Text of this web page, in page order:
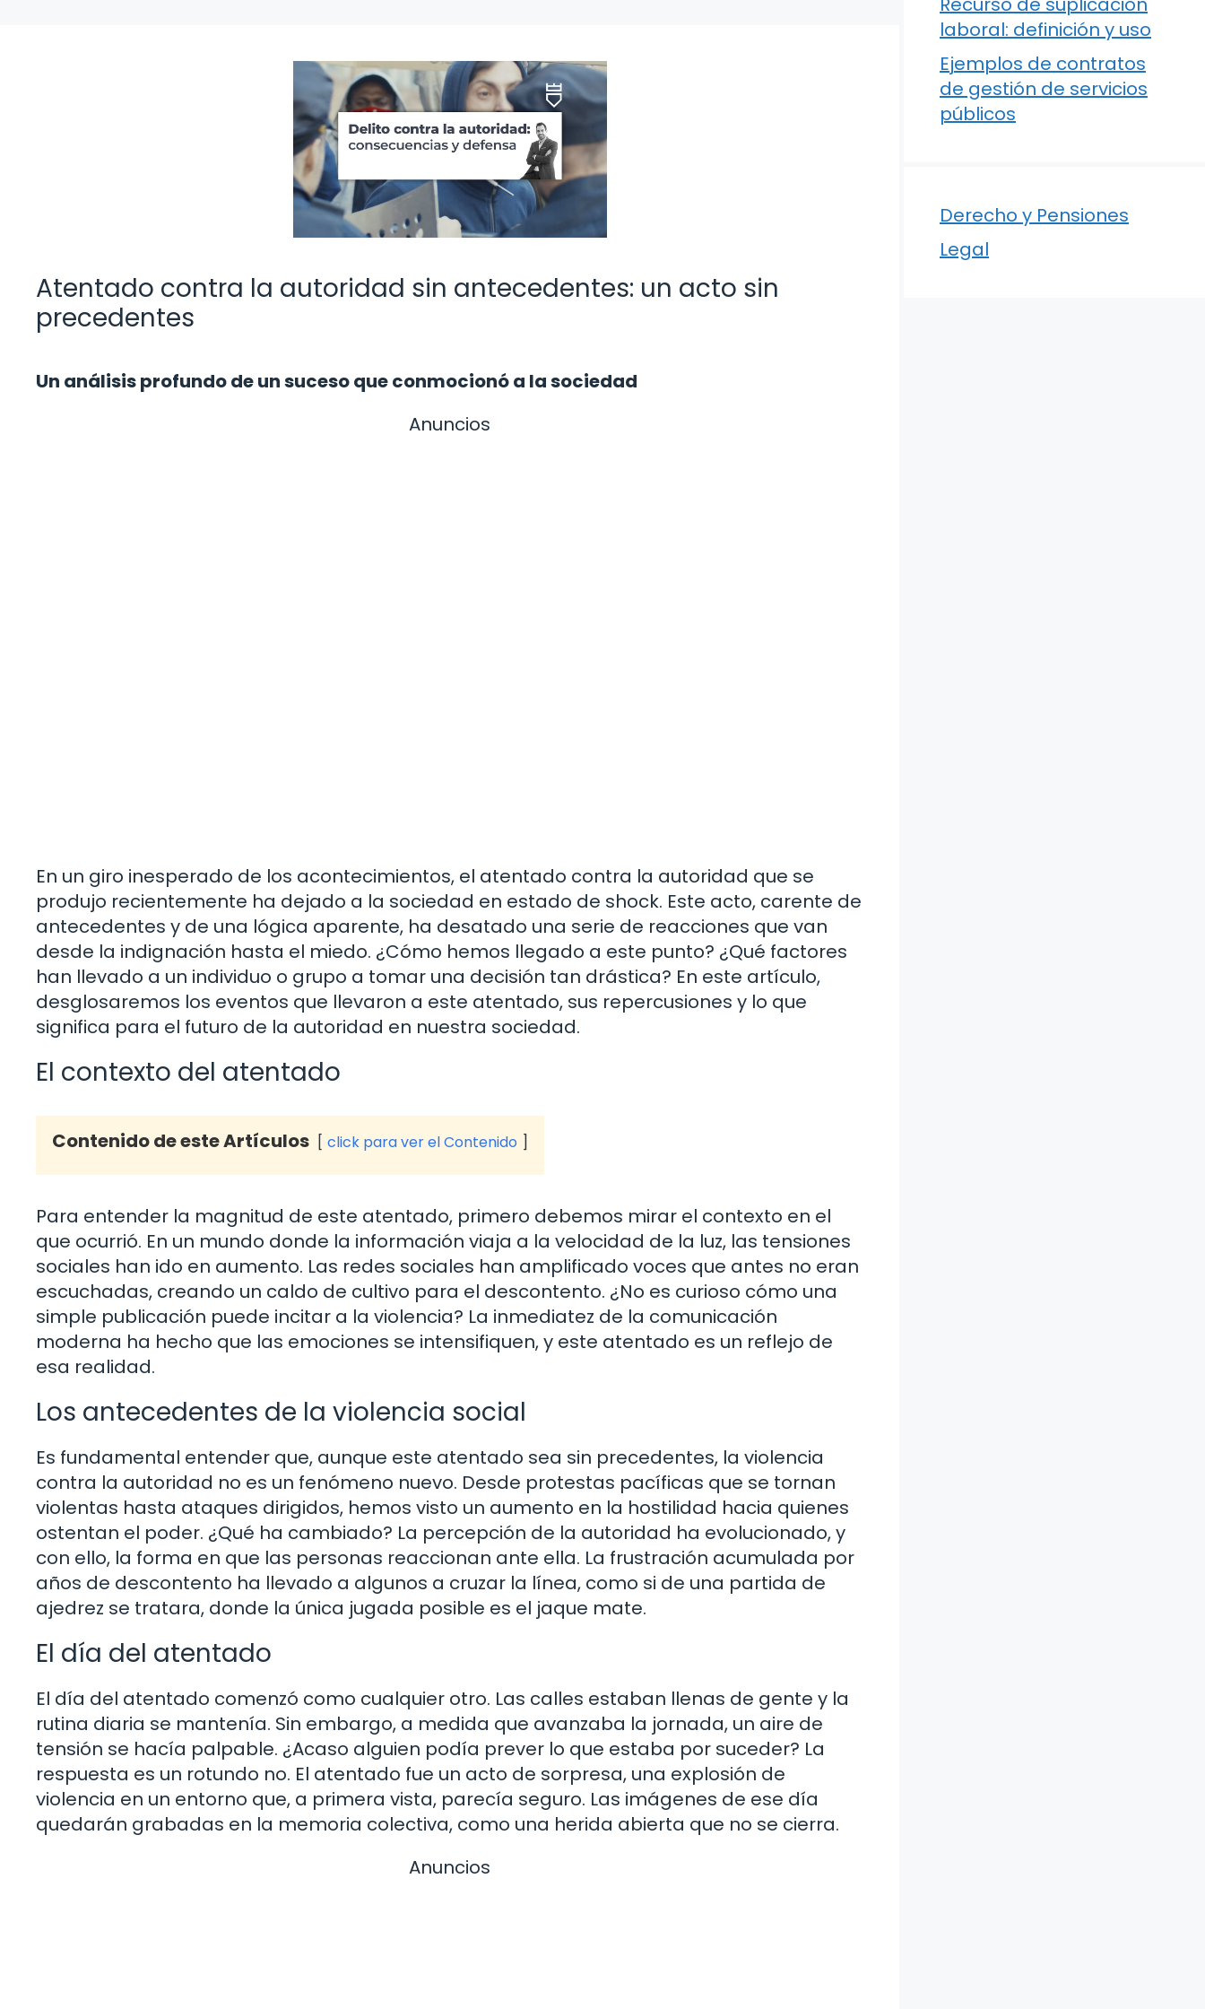
Atentado contra la autoridad sin antecedentes: un acto sin
precedentes
Un análisis profundo de un suceso que conmocionó a la sociedad
Anuncios
En un giro inesperado de los acontecimientos, el atentado contra la autoridad que se
produjo recientemente ha dejado a la sociedad en estado de shock. Este acto, carente de
antecedentes y de una lógica aparente, ha desatado una serie de reacciones que van
desde la indignación hasta el miedo. ¿Cómo hemos llegado a este punto? ¿Qué factores
han llevado a un individuo o grupo a tomar una decisión tan drástica? En este artículo,
desglosaremos los eventos que llevaron a este atentado, sus repercusiones y lo que
significa para el futuro de la autoridad en nuestra sociedad.
El contexto del atentado
Contenido de este Artículos click para ver el Contenido
Para entender la magnitud de este atentado, primero debemos mirar el contexto en el
que ocurrió. En un mundo donde la información viaja a la velocidad de la luz, las tensiones
sociales han ido en aumento. Las redes sociales han amplificado voces que antes no eran
escuchadas, creando un caldo de cultivo para el descontento. ¿No es curioso cómo una
simple publicación puede incitar a la violencia? La inmediatez de la comunicación
moderna ha hecho que las emociones se intensifiquen, y este atentado es un reflejo de
esa realidad.
Los antecedentes de la violencia social
Es fundamental entender que, aunque este atentado sea sin precedentes, la violencia
contra la autoridad no es un fenómeno nuevo. Desde protestas pacíficas que se tornan
violentas hasta ataques dirigidos, hemos visto un aumento en la hostilidad hacia quienes
ostentan el poder. ¿Qué ha cambiado? La percepción de la autoridad ha evolucionado, y
con ello, la forma en que las personas reaccionan ante ella. La frustración acumulada por
años de descontento ha llevado a algunos a cruzar la línea, como si de una partida de
ajedrez se tratara, donde la única jugada posible es el jaque mate.
El día del atentado
El día del atentado comenzó como cualquier otro. Las calles estaban llenas de gente y la
rutina diaria se mantenía. Sin embargo, a medida que avanzaba la jornada, un aire de
tensión se hacía palpable. ¿Acaso alguien podía prever lo que estaba por suceder? La
respuesta es un rotundo no. El atentado fue un acto de sorpresa, una explosión de
violencia en un entorno que, a primera vista, parecía seguro. Las imágenes de ese día
quedarán grabadas en la memoria colectiva, como una herida abierta que no se cierra.
Anuncios
laboral: definición y uso
Ejemplos de contratos
de gestión de servicios
públicos
Derecho y Pensiones
Legal